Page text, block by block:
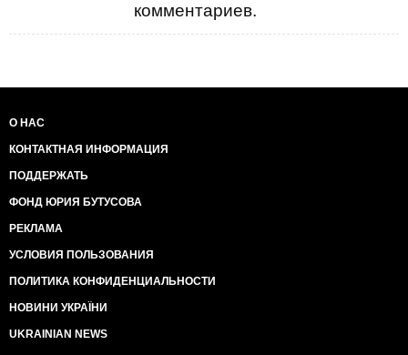
комментариев.
О НАС
КОНТАКТНАЯ ИНФОРМАЦИЯ
ПОДДЕРЖАТЬ
ФОНД ЮРИЯ БУТУСОВА
РЕКЛАМА
УСЛОВИЯ ПОЛЬЗОВАНИЯ
ПОЛИТИКА КОНФИДЕНЦИАЛЬНОСТИ
НОВИНИ УКРАЇНИ
UKRAINIAN NEWS